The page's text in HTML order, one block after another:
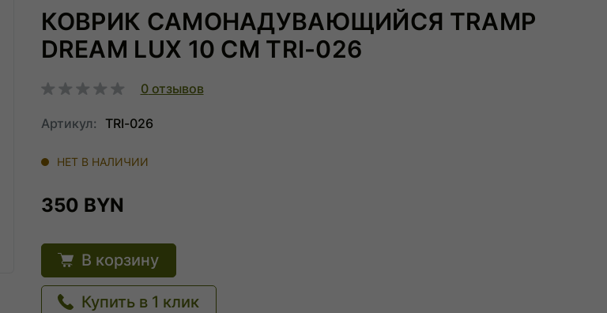
КОВРИК САМОНАДУВАЮЩИЙСЯ TRAMP
DREAM LUX 10 СМ TRI-026
0отзывов
Артикул: TRI-026
НЕТ В НАЛИЧИИ
350 BYN
В корзину
Купить в 1 клик